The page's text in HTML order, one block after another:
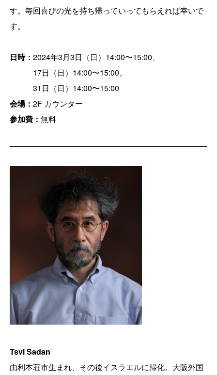
す。毎回喜びの光を持ち帰っていってもらえれば幸いで
す。
日時： 2024年3月3日（日）14:00〜15:00、
17日（日）14:00〜15:00、
31日（日）14:00〜15:00
会場： 2F カウンター
参加費： 無料
Tsvi Sadan
由利本荘市生まれ、その後イスラエルに帰化。大阪外国